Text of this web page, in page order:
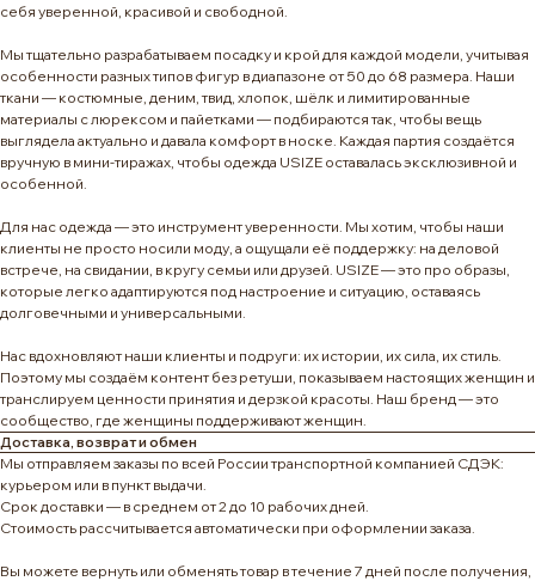
себя уверенной, красивой и свободной.
Мы тщательно разрабатываем посадку и крой для каждой модели, учитывая
особенности разных типов фигур в диапазоне от 50 до 68 размера. Наши
ткани — костюмные, деним, твид, хлопок, шёлк и лимитированные
материалы с люрексом и пайетками — подбираются так, чтобы вещь
выглядела актуально и давала комфорт в носке. Каждая партия создаётся
вручную в мини-тиражах, чтобы одежда USIZE оставалась эксклюзивной и
особенной.
Для нас одежда — это инструмент уверенности. Мы хотим, чтобы наши
клиенты не просто носили моду, а ощущали её поддержку: на деловой
встрече, на свидании, в кругу семьи или друзей. USIZE — это про образы,
которые легко адаптируются под настроение и ситуацию, оставаясь
долговечными и универсальными.
Нас вдохновляют наши клиенты и подруги: их истории, их сила, их стиль.
Поэтому мы создаём контент без ретуши, показываем настоящих женщин и
транслируем ценности принятия и дерзкой красоты. Наш бренд — это
сообщество, где женщины поддерживают женщин.
Доставка, возврат и обмен
Мы отправляем заказы по всей России транспортной компанией СДЭК:
курьером или в пункт выдачи.
Срок доставки — в среднем от 2 до 10 рабочих дней.
Стоимость рассчитывается автоматически при оформлении заказа.
Вы можете вернуть или обменять товар в течение 7 дней после получения,